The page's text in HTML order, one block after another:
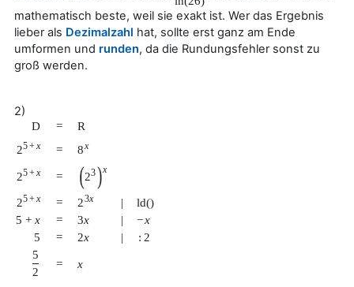
mathematisch beste, weil sie exakt ist. Wer das Ergebnis
lieber als Dezimalzahl hat, sollte erst ganz am Ende
umformen und runden, da die Rundungsfehler sonst zu
groß werden.
2)
D =
R
25+x = 8x
25+x = (23)x
25+x = 23x | ld()
5 + x = 3x | −x
5
= 2x | : 2
5
2
= x